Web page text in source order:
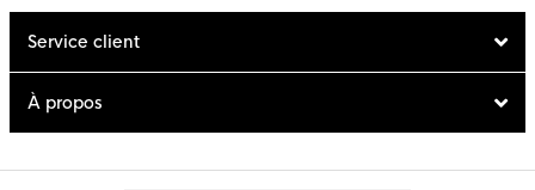
Service client
À propos